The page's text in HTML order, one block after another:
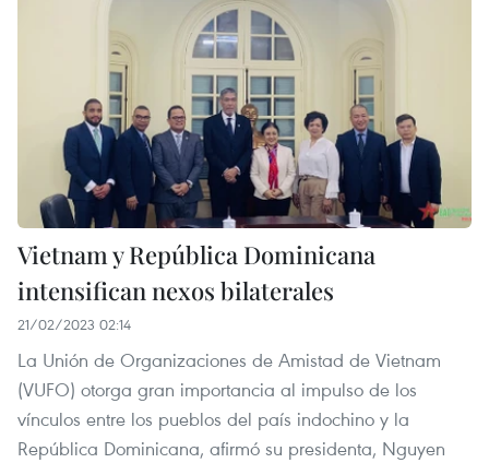
Vietnam y República Dominicana
intensifican nexos bilaterales
21/02/2023 02:14
La Unión de Organizaciones de Amistad de Vietnam
(VUFO) otorga gran importancia al impulso de los
vínculos entre los pueblos del país indochino y la
República Dominicana, afirmó su presidenta, Nguyen